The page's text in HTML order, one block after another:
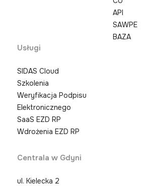
API
SAWPE
BAZA
Usługi
SIDAS Cloud
Szkolenia
Weryfikacja Podpisu
Elektronicznego
SaaS EZD RP
Wdrożenia EZD RP
Centrala w Gdyni
ul. Kielecka 2